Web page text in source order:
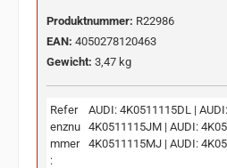
Produktnummer: R22986
EAN: 4050278120463
Gewicht: 3,47 kg
Refer
enznu
mmer
:
AUDI: 4K0511115DL |
4K0511115JM | AUDI:
4K0511115MJ | AUDI: